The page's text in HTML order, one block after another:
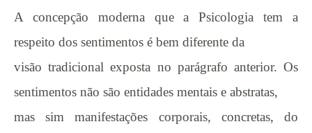
A concepção moderna que a Psicologia tem a
respeito dos sentimentos é bem diferente da
visão tradicional exposta no parágrafo anterior. Os
sentimentos não são entidades mentais e abstratas,
mas sim manifestações corporais, concretas, do